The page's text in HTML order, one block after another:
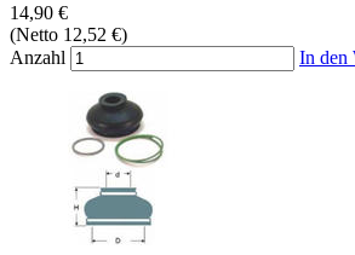
14,90 €
(Netto 12,52 €)
Anzahl
In den